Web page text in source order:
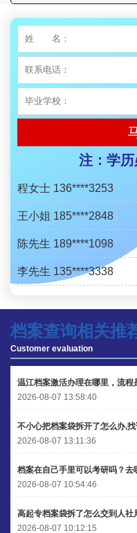
注：学历
陈先生 189****1098
程女士 134****3518
王小姐 181****2354
李先生 137****1923
程女士 136****3253
王小姐 185****2848
陈先生 189****1098
李先生 135****3338
王小姐 181****2354
陈先生 158****3306
李先生 137****1923
王小姐 185****2848
陈先生 189****1098
李先生 135****3338
档案查询相关推
Customer evaluation
温江档案激活办理在哪里，流程
2026-08-07 13:58:40
不小心把档案袋拆开了怎么办,
2026-08-07 13:11:36
档案在自己手里可以考研吗？去
2026-08-07 10:54:46
高起专档案袋拆了怎么交到人社
2026-08-07 10:12:15